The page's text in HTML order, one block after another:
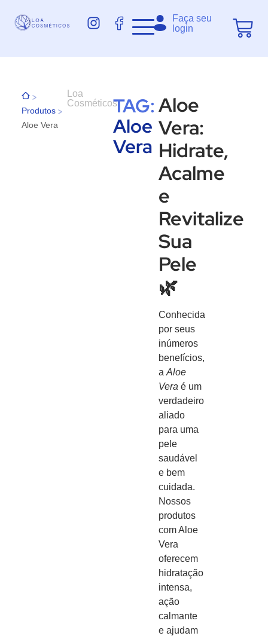
Faça seu
login
>
Produtos >
Aloe Vera
Loa
CosméticosTAG:
Aloe
Vera
Aloe
Vera:
Hidrate,
Acalme
e
Revitalize
Sua
Pele
🌿
Conhecida
por seus
inúmeros
benefícios,
a Aloe
Vera é um
verdadeiro
aliado
para uma
pele
saudável
e bem
cuidada.
Nossos
produtos
com Aloe
Vera
oferecem
hidratação
intensa,
ação
calmante
e ajudam